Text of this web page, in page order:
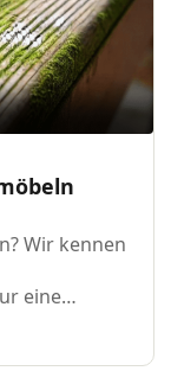
Wir kennen
eine
diese